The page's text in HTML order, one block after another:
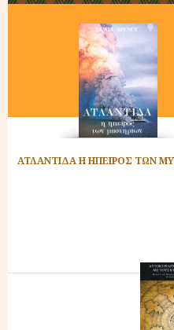
ΑΤΛΑΝΤΙΔΑ Η ΗΠΕΙΡΟΣ ΤΩΝ